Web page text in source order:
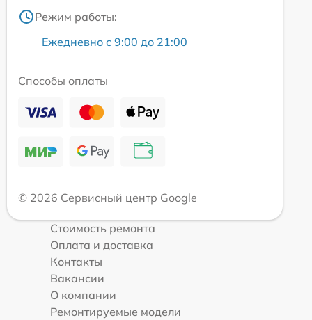
Режим работы:
Ежедневно с 9:00 до 21:00
Способы оплаты
© 2026 Сервисный центр Google
Стоимость ремонта
Оплата и доставка
Контакты
Вакансии
О компании
Ремонтируемые модели